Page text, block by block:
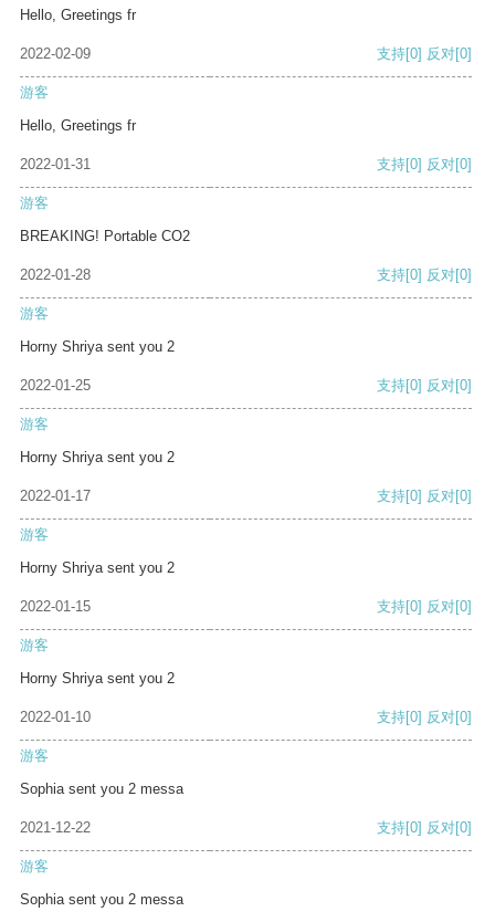
Hello, Greetings fr
2022-02-09 支持[0] 反对[0]
游客
Hello, Greetings fr
2022-01-31 支持[0] 反对[0]
游客
BREAKING! Portable CO2
2022-01-28 支持[0] 反对[0]
游客
Horny Shriya sent you 2
2022-01-25 支持[0] 反对[0]
游客
Horny Shriya sent you 2
2022-01-17 支持[0] 反对[0]
游客
Horny Shriya sent you 2
2022-01-15 支持[0] 反对[0]
游客
Horny Shriya sent you 2
2022-01-10 支持[0] 反对[0]
游客
Sophia sent you 2 messa
2021-12-22 支持[0] 反对[0]
游客
Sophia sent you 2 messa